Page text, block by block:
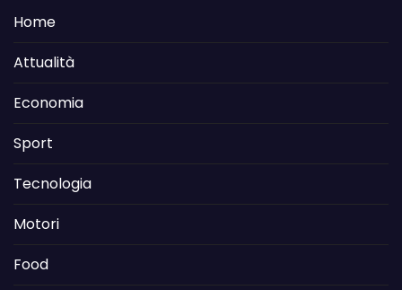
Home
Attualità
Economia
Sport
Tecnologia
Motori
Food